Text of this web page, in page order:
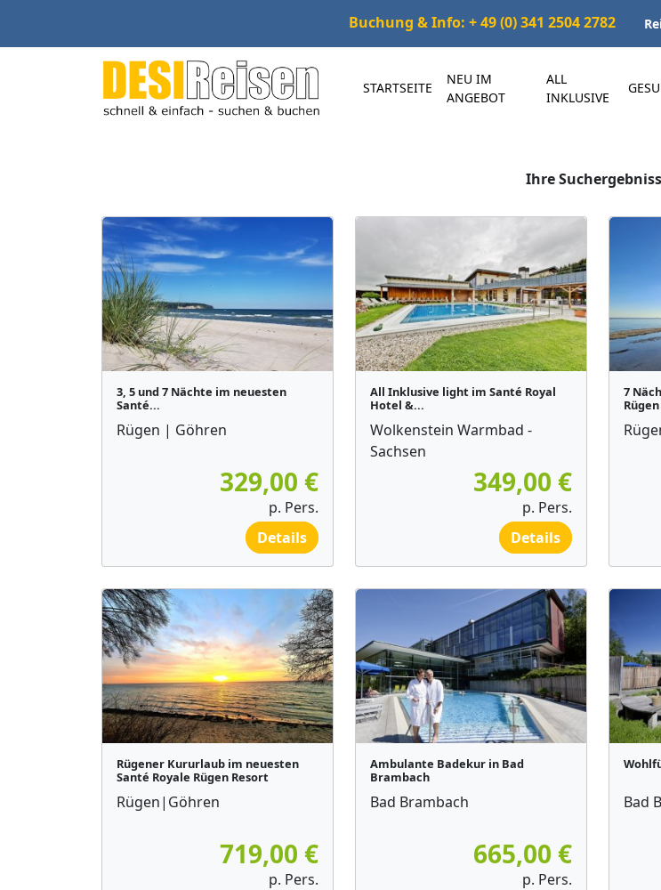
Buchung & Info: + 49 (0) 341 2504 2782
STARTSEITE
NEU IM
ANGEBOT
ALL
INKLUSIVE
Ihre
3, 5 und 7 Nächte im neuesten
Santé...
Rügen | Göhren
329,00 €
p. Pers.
Details
All Inklusive light im Santé Royal
Hotel &...
Wolkenstein Warmbad -
Sachsen
349,00 €
p. Pers.
Details
7
Rügener Kururlaub im neuesten
Santé Royale Rügen Resort
Rügen|Göhren
719,00 €
p. Pers.
Ambulante Badekur in Bad
Brambach
Bad Brambach
665,00 €
p. Pers.
Bad